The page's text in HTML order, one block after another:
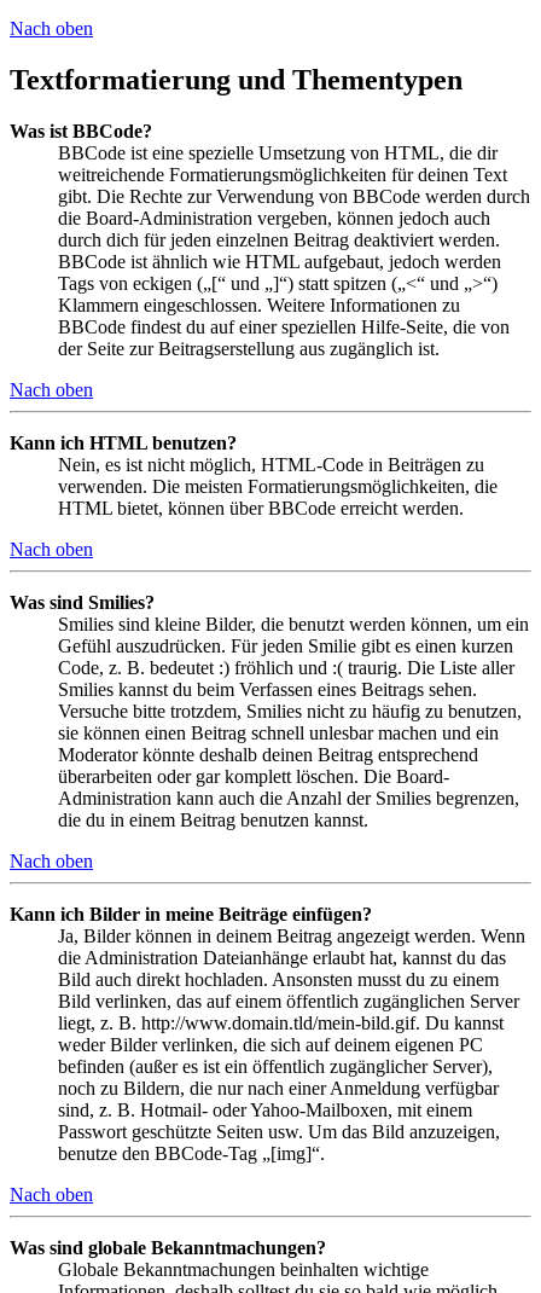
Nach oben
Textformatierung und Thementypen
Was ist BBCode?
BBCode ist eine spezielle Umsetzung von HTML, die dir
weitreichende Formatierungsmöglichkeiten für deinen Text
gibt. Die Rechte zur Verwendung von BBCode werden durch
die Board-Administration vergeben, können jedoch auch
durch dich für jeden einzelnen Beitrag deaktiviert werden.
BBCode ist ähnlich wie HTML aufgebaut, jedoch werden
Tags von eckigen („[“ und „]“) statt spitzen („<“ und „>“)
Klammern eingeschlossen. Weitere Informationen zu
BBCode findest du auf einer speziellen Hilfe-Seite, die von
der Seite zur Beitragserstellung aus zugänglich ist.
Nach oben
Kann ich HTML benutzen?
Nein, es ist nicht möglich, HTML-Code in Beiträgen zu
verwenden. Die meisten Formatierungsmöglichkeiten, die
HTML bietet, können über BBCode erreicht werden.
Nach oben
Was sind Smilies?
Smilies sind kleine Bilder, die benutzt werden können, um ein
Gefühl auszudrücken. Für jeden Smilie gibt es einen kurzen
Code, z. B. bedeutet :) fröhlich und :( traurig. Die Liste aller
Smilies kannst du beim Verfassen eines Beitrags sehen.
Versuche bitte trotzdem, Smilies nicht zu häufig zu benutzen,
sie können einen Beitrag schnell unlesbar machen und ein
Moderator könnte deshalb deinen Beitrag entsprechend
überarbeiten oder gar komplett löschen. Die Board-
Administration kann auch die Anzahl der Smilies begrenzen,
die du in einem Beitrag benutzen kannst.
Nach oben
Kann ich Bilder in meine Beiträge einfügen?
Ja, Bilder können in deinem Beitrag angezeigt werden. Wenn
die Administration Dateianhänge erlaubt hat, kannst du das
Bild auch direkt hochladen. Ansonsten musst du zu einem
Bild verlinken, das auf einem öffentlich zugänglichen Server
liegt, z. B. http://www.domain.tld/mein-bild.gif. Du kannst
weder Bilder verlinken, die sich auf deinem eigenen PC
befinden (außer es ist ein öffentlich zugänglicher Server),
noch zu Bildern, die nur nach einer Anmeldung verfügbar
sind, z. B. Hotmail- oder Yahoo-Mailboxen, mit einem
Passwort geschützte Seiten usw. Um das Bild anzuzeigen,
benutze den BBCode-Tag „[img]“.
Nach oben
Was sind globale Bekanntmachungen?
Globale Bekanntmachungen beinhalten wichtige